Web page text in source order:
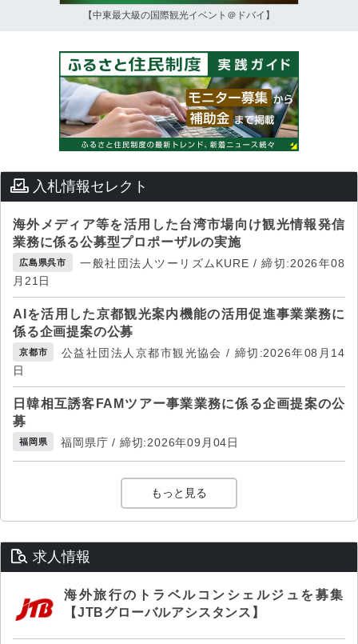
【中東最大級の国際観光イベント＠ドバイ】
入札情報セレクト
海外メディア等を活用した台湾市場向け観光情報発信
業務に係る公募型プロポーザルの実施
広島県呉市
一般社団法人ツーリズムKURE / 締切:2026年08
月21日
AIを活用した京都観光案内機能の活用促進事業業務に
係る企画提案の公募
京都市
公益社団法人京都市観光協会 / 締切:2026年08月14
日
日韓相互誘客FAMツアー事業業務に係る企画提案の公
募
福岡県 福岡県庁 / 締切:2026年09月04日
もっと見る
求人情報
海外旅行のトラベルコンシェルジュを募集
【JTBグローバルアシスタンス】